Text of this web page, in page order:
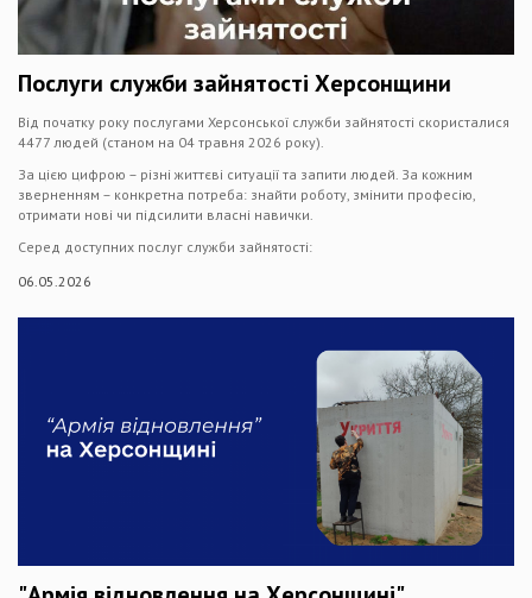
Послуги служби зайнятості Херсонщини
Від початку року послугами Херсонської служби зайнятості скористалися
4477 людей (станом на 04 травня 2026 року).
За цією цифрою – різні життєві ситуації та запити людей. За кожним
зверненням – конкретна потреба: знайти роботу, змінити професію,
отримати нові чи підсилити власні навички.
Серед доступних послуг служби зайнятості:
06.05.2026